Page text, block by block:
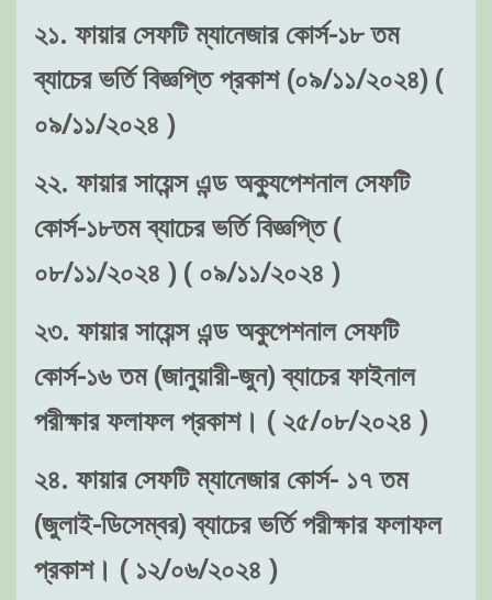
২১. ফায়ার সেফটি ম্যানেজার কোর্স-১৮ তম
ব্যাচের ভর্তি বিজ্ঞপ্তি প্রকাশ (০৯/১১/২০২৪) (
০৯/১১/২০২৪ )
২২. ফায়ার সায়েন্স এন্ড অক্যুপেশনাল সেফটি
কোর্স-১৮তম ব্যাচের ভর্তি বিজ্ঞপ্তি (
০৮/১১/২০২৪ ) ( ০৯/১১/২০২৪ )
২৩. ফায়ার সায়েন্স এন্ড অকুপেশনাল সেফটি
কোর্স-১৬ তম (জানুয়ারী-জুন) ব্যাচের ফাইনাল
পরীক্ষার ফলাফল প্রকাশ। ( ২৫/০৮/২০২৪ )
২৪. ফায়ার সেফটি ম্যানেজার কোর্স- ১৭ তম
(জুলাই-ডিসেম্বর) ব্যাচের ভর্তি পরীক্ষার ফলাফল
প্রকাশ। ( ১২/০৬/২০২৪ )